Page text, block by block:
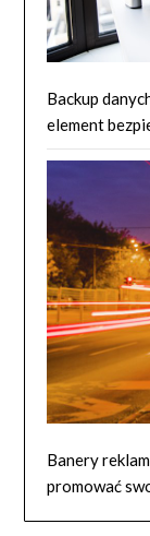
Backup
element
Banery
promować